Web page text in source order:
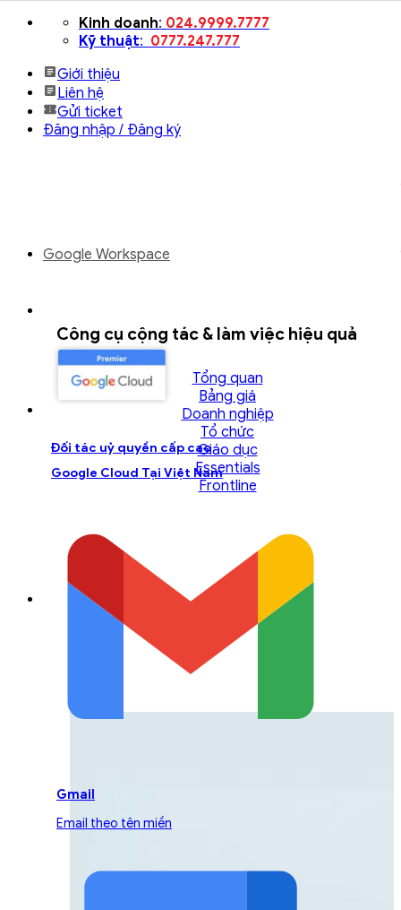
dung
Kinh doanh: 024.9999.7777
Kỹ thuật: 0777.247.777
Giới thiệu
Liên hệ
Gửi ticket
Đăng nhập / Đăng ký
Đối tác uỷ quyền cấp cao
Google Cloud Tại Việt Nam
LIÊN HỆ ĐỘI NGŨ TƯ
VẤN
Liên hệ với đội ngũ chuyên gia GCS để được
Google Workspace
Công cụ cộng tác & làm việc hiệu quả
Tổng quan
Bảng giá
Doanh nghiệp
Tổ chức
Giáo dục
Essentials
Frontline
Gmail
Email theo tên miền